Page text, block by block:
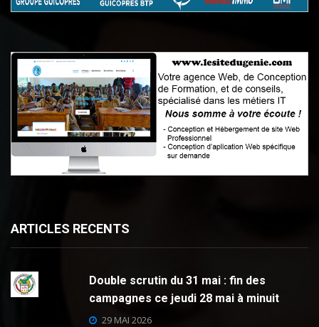
ARTICLES RECENTS
Double scrutin du 31 mai : fin des
campagnes ce jeudi 28 mai à minuit
29 MAI 2026